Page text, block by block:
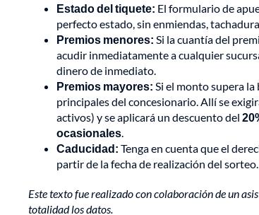
Estado del tiquete: El formulario de
perfecto estado, sin enmiendas,
Premios menores: Si la cuantía del
acudir inmediatamente a cualquier
dinero de inmediato.
Premios mayores: Si el monto supera
principales del concesionario. Allí se
activos) y se aplicará un descuento del
ocasionales.
Caducidad: Tenga en cuenta que el
partir de la fecha de realización del
Este texto fue realizado con colaboración de un
totalidad los datos.